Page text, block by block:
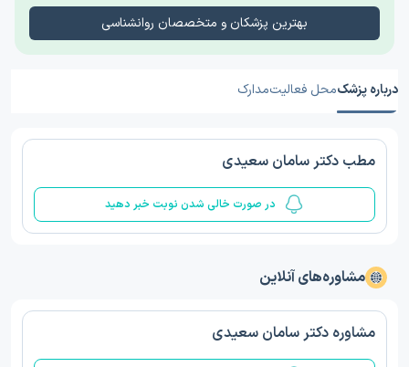
بهترین پزشکان و متخصصان روانشناسی
درباره پزشکمحل فعالیتمدارک
مطب دکتر سامان سعیدی
در صورت خالی شدن نوبت خبر دهید
مشاوره‌های آنلاین
مشاوره دکتر سامان سعیدی